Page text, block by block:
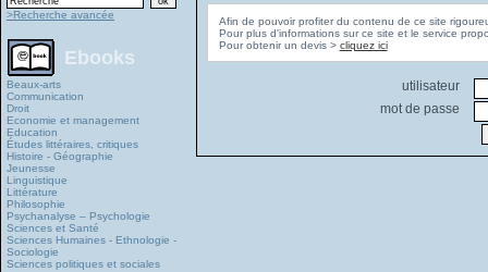
>Recherche avancée
Ebooks
Beaux-arts
Communication
Droit
Economie et management
Education
Études littéraires, critiques
Histoire - Géographie
Jeunesse
Linguistique
Littérature
Philosophie
Psychanalyse – Psychologie
Sciences et Santé
Sciences Humaines - Ethnologie -
Sociologie
Sciences politiques et sociales
Afin de pouvoir profiter du contenu de ce site
Pour plus d'informations sur ce site et le service
Pour obtenir un devis > cliquez ici
utilisateur
mot de passe